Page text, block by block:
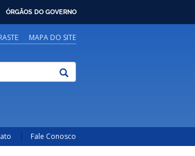
ÓRGÃOS DO GOVERNO
MAPA DO SITE
Fale Conosco